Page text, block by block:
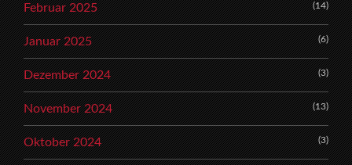
Februar 2025 (14)
Januar 2025 (6)
Dezember 2024 (3)
November 2024 (13)
Oktober 2024 (3)